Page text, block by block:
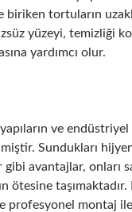
biriken tortuların
yüzeyi, temizliği
yardımcı olur.
ve
Sundukları
gibi avantajlar, onları
ötesine taşımaktadır.
profesyonel montaj